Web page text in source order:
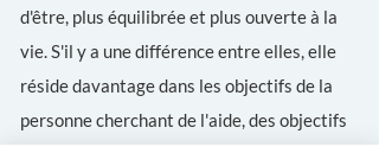
d'être, plus équilibrée et plus ouverte à la
vie. S'il y a une différence entre elles, elle
réside davantage dans les objectifs de la
personne cherchant de l'aide, des objectifs